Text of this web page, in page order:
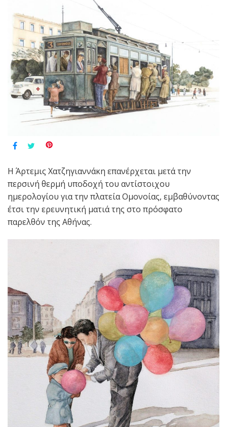
Η Άρτεμις Χατζηγιαννάκη επανέρχεται μετά την
περσινή θερμή υποδοχή του αντίστοιχου
ημερολογίου για την πλατεία Ομονοίας, εμβαθύνοντας
έτσι την ερευνητική ματιά της στο πρόσφατο
παρελθόν της Αθήνας.